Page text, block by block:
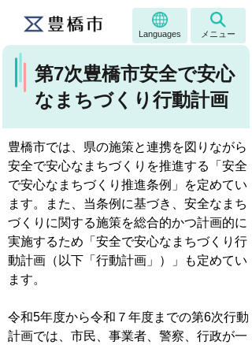
Languages メニュー
第7次豊橋市安全で安心
なまちづくり行動計画
豊橋市では、県の施策と連携を図りながら
安全で安心なまちづくりを推進する「安全
で安心なまちづくり推進条例」を定めてい
ます。また、当条例に基づき、安全なまち
づくりに関する施策を総合的かつ計画的に
実施するため「安全で安心なまちづくり行
動計画（以下「行動計画」）」も定めてい
ます。
令和5年度から令和７年度までの第6次行動
計画では、市民、事業者、警察、行政が一